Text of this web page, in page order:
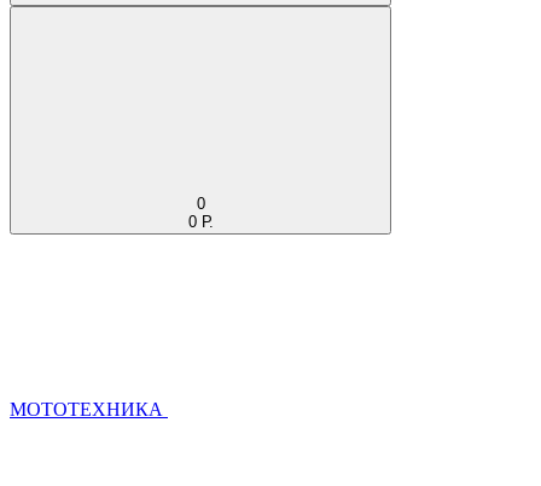
0
0 Р.
МОТОТЕХНИКА